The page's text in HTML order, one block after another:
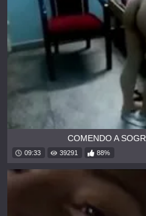
COMENDO A
09:33 39291 88%